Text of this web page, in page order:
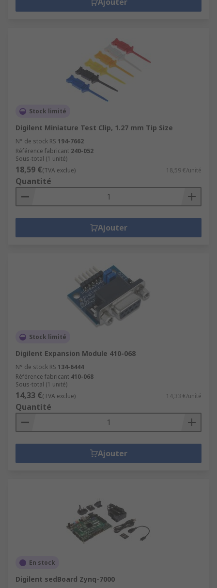
Stock limité
Digilent Miniature Test Clip, 1.27 mm Tip Size
N° de stock RS 194-7662
Référence fabricant 240-052
Sous-total (1 unité)
18,59 €(TVA exclue) 18,59 €/unité
Quantité
Ajouter
Stock limité
Digilent Expansion Module 410-068
N° de stock RS 134-6444
Référence fabricant 410-068
Sous-total (1 unité)
14,33 €(TVA exclue) 14,33 €/unité
Quantité
Ajouter
En stock
Digilent sedBoard Zynq-7000